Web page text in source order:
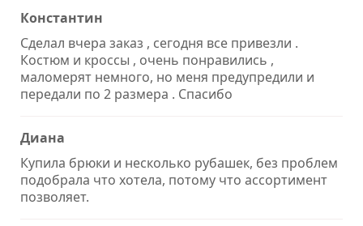
Константин
Сделал вчера заказ , сегодня все привезли .
Костюм и кроссы , очень понравились ,
маломерят немного, но меня предупредили и
передали по 2 размера . Спасибо
Диана
Купила брюки и несколько рубашек, без проблем
подобрала что хотела, потому что ассортимент
позволяет.